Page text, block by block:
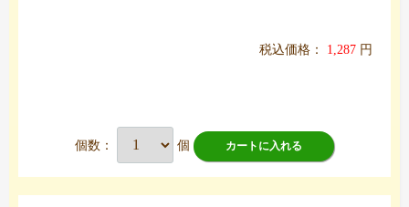
税込価格： 1,287 円
個数： 個 カートに入れる